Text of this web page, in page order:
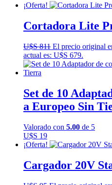
¡Oferta!
Cortadora Lite
U$S811 El precio original
actual es: U$S 679.
Set de 10
a Europeo Sin
Valorado con 5.00 de 5
U$S 19
¡Oferta!
Cargador 20V